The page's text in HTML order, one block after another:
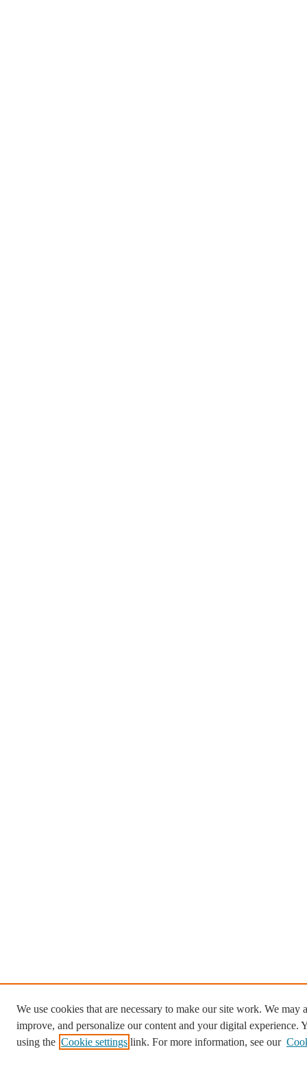
We use cookies that are necessary to make our site work. We may
improve, and personalize our content and your digital experience.
using the Cookie settings link. For more information, see our